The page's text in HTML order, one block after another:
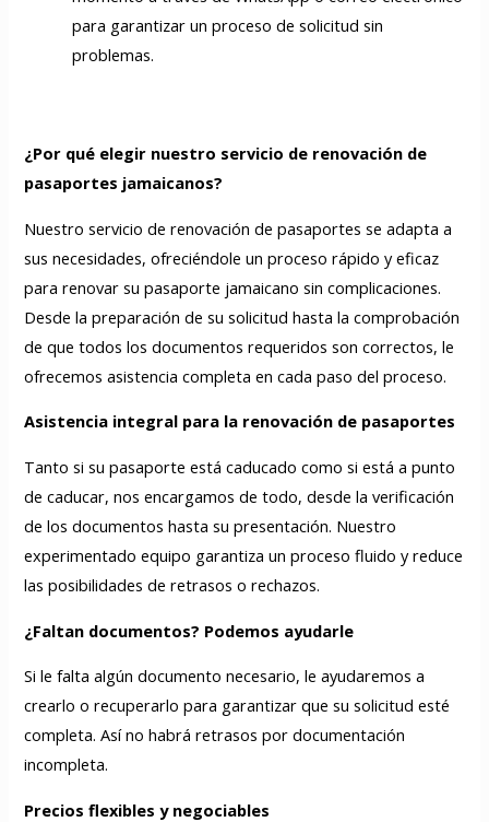
para garantizar un proceso de solicitud sin
problemas.
¿Por qué elegir nuestro servicio de renovación de
pasaportes jamaicanos?
Nuestro servicio de renovación de pasaportes se adapta a
sus necesidades, ofreciéndole un proceso rápido y eficaz
para renovar su pasaporte jamaicano sin complicaciones.
Desde la preparación de su solicitud hasta la comprobación
de que todos los documentos requeridos son correctos, le
ofrecemos asistencia completa en cada paso del proceso.
Asistencia integral para la renovación de pasaportes
Tanto si su pasaporte está caducado como si está a punto
de caducar, nos encargamos de todo, desde la verificación
de los documentos hasta su presentación. Nuestro
experimentado equipo garantiza un proceso fluido y reduce
las posibilidades de retrasos o rechazos.
¿Faltan documentos? Podemos ayudarle
Si le falta algún documento necesario, le ayudaremos a
crearlo o recuperarlo para garantizar que su solicitud esté
completa. Así no habrá retrasos por documentación
incompleta.
Precios flexibles y negociables